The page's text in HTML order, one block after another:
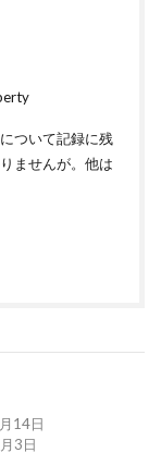
ついて記録に残
ませんが。他は
14日
3日